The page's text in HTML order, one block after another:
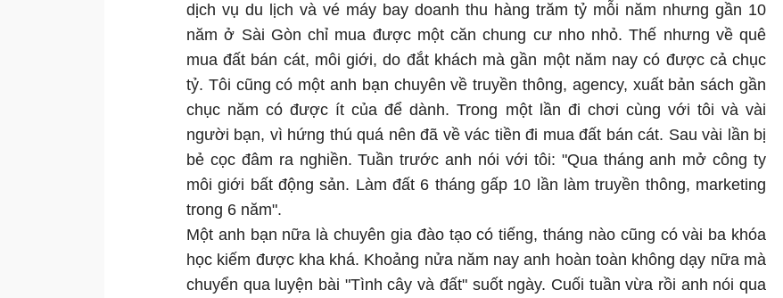
dịch vụ du lịch và vé máy bay doanh thu hàng trăm tỷ mỗi năm nhưng gần 10
năm ở Sài Gòn chỉ mua được một căn chung cư nho nhỏ. Thế nhưng về quê
mua đất bán cát, môi giới, do đắt khách mà gần một năm nay có được cả chục
tỷ. Tôi cũng có một anh bạn chuyên về truyền thông, agency, xuất bản sách gần
chục năm có được ít của để dành. Trong một lần đi chơi cùng với tôi và vài
người bạn, vì hứng thú quá nên đã về vác tiền đi mua đất bán cát. Sau vài lần bị
bẻ cọc đâm ra nghiền. Tuần trước anh nói với tôi: "Qua tháng anh mở công ty
môi giới bất động sản. Làm đất 6 tháng gấp 10 lần làm truyền thông, marketing
trong 6 năm".
Một anh bạn nữa là chuyên gia đào tạo có tiếng, tháng nào cũng có vài ba khóa
học kiếm được kha khá. Khoảng nửa năm nay anh hoàn toàn không dạy nữa mà
chuyển qua luyện bài "Tình cây và đất" suốt ngày. Cuối tuần vừa rồi anh nói qua